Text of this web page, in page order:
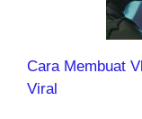
Cara Membuat
Viral